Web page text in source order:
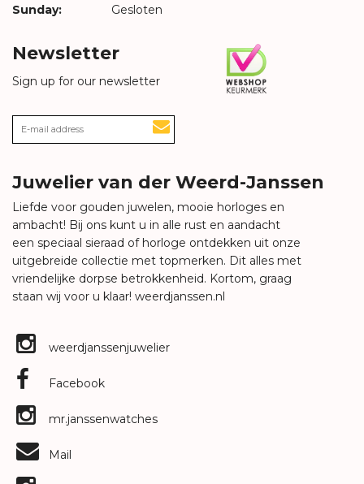
Sunday: Gesloten
Newsletter
Sign up for our newsletter
Juwelier van der Weerd-Janssen
Liefde voor gouden juwelen, mooie horloges en
ambacht! Bij ons kunt u in alle rust en aandacht
een speciaal sieraad of horloge ontdekken uit onze
uitgebreide collectie met topmerken. Dit alles met
vriendelijke dorpse betrokkenheid. Kortom, graag
staan wij voor u klaar! weerdjanssen.nl
weerdjanssenjuwelier
Facebook
mr.janssenwatches
Mail